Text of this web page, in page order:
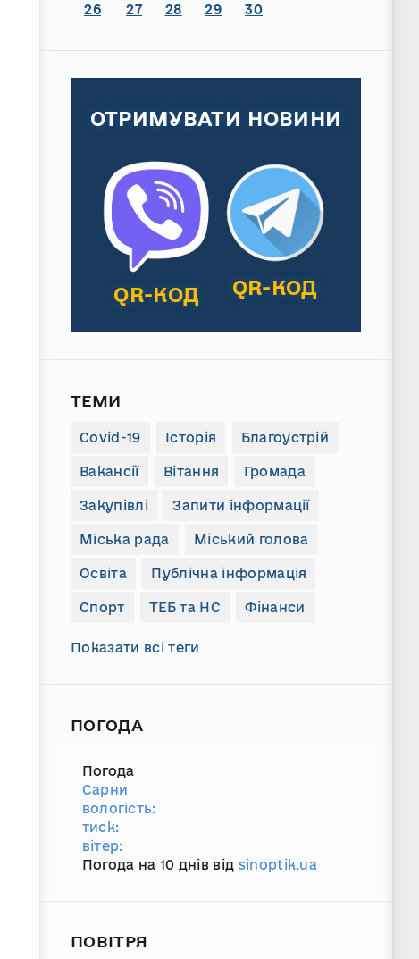
26
27 28 29 30
ОТРИМУВАТИ НОВИНИ
QR-КОД QR-КОД
ТЕМИ
Covid-19 Історія Благоустрій
Вакансії Вітання Громада
Закупівлі Запити інформації
Міська рада Міський голова
Освіта Публічна інформація
Спорт ТЕБ та НС Фінанси
Показати всі теги
ПОГОДА
Погода
Сарни
вологість:
тиск:
вітер:
Погода на 10 днів від sinoptik.ua
ПОВІТРЯ